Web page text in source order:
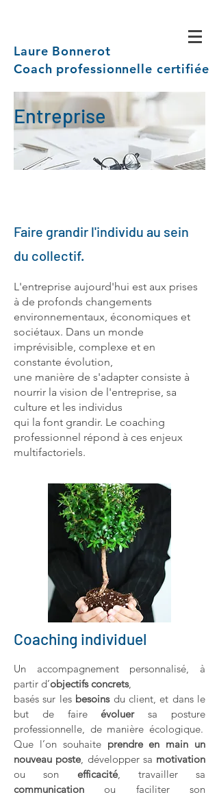
Laure Bonnerot
Coach professionnelle certifiée
Entreprise
Faire grandir l'individu au sein
du collectif.
L'entreprise aujourd'hui est aux prises
à de profonds changements
environnementaux, économiques et
sociétaux. Dans un monde
imprévisible, complexe et en
constante évolution,
une manière de s'adapter consiste à
nourrir la vision de l'entreprise, sa
culture et les individus
qui la font grandir. Le coaching
professionnel répond à ces enjeux
multifactoriels.
Coaching individuel
Un accompagnement personnalisé, à
partir d’objectifs concrets,
basés sur les besoinsdu client, et dans le
but de faireévoluersa posture
professionnelle, de manière écologique.
Que l’on souhaite prendre en main un
nouveau poste, développer sa motivation
ou son efficacité, travailler sa
communication ou faciliter son